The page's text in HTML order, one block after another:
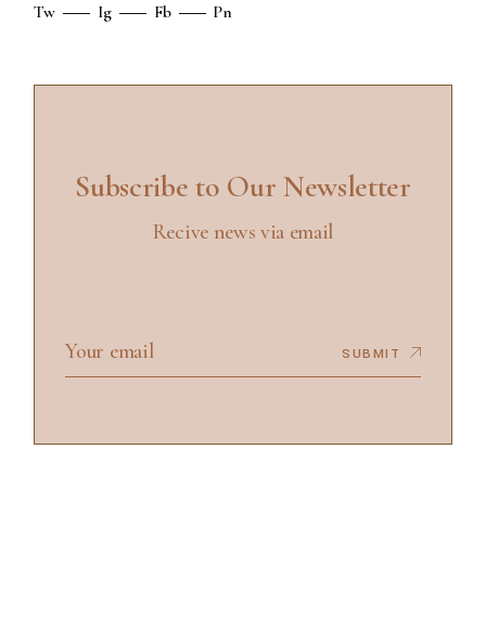
Tw Ig Fb Pn
Subscribe to Our Newsletter
Recive news via email
SUBMIT